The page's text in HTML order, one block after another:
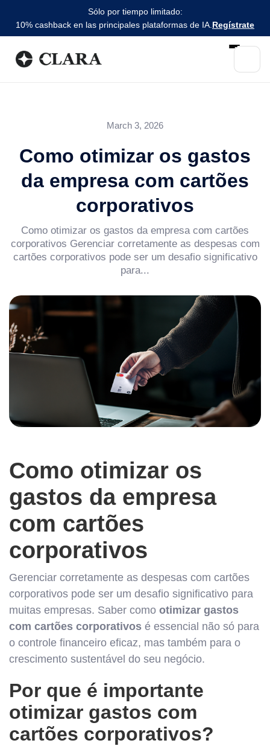
Sólo por tiempo limitado:
10% cashback en las principales plataformas de IA. Regístrate
March 3, 2026
Como otimizar os gastos
da empresa com cartões
corporativos
Como otimizar os gastos da empresa com cartões
corporativos Gerenciar corretamente as despesas com
cartões corporativos pode ser um desafio significativo
para...
Como otimizar os
gastos da empresa
com cartões
corporativos
Gerenciar corretamente as despesas com cartões
corporativos pode ser um desafio significativo para
muitas empresas. Saber como otimizar gastos
com cartões corporativos é essencial não só para
o controle financeiro eficaz, mas também para o
crescimento sustentável do seu negócio.
Por que é importante
otimizar gastos com
cartões corporativos?